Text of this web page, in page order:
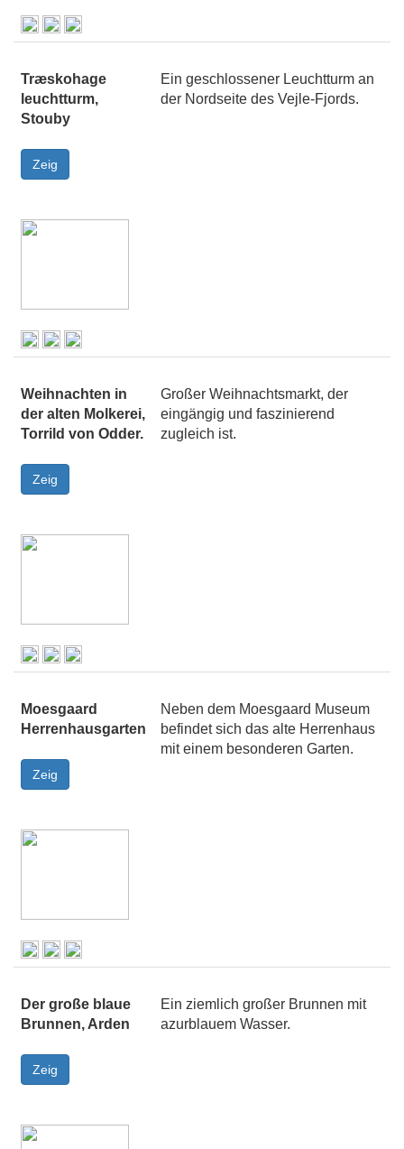
Træskohage
leuchtturm,
Stouby
Ein geschlossener Leuchtturm an
der Nordseite des Vejle-Fjords.
Weihnachten in
der alten Molkerei,
Torrild von Odder.
Großer Weihnachtsmarkt, der
eingängig und faszinierend
zugleich ist.
Moesgaard
Herrenhausgarten
Neben dem Moesgaard Museum
befindet sich das alte Herrenhaus
mit einem besonderen Garten.
Der große blaue
Brunnen, Arden
Ein ziemlich großer Brunnen mit
azurblauem Wasser.